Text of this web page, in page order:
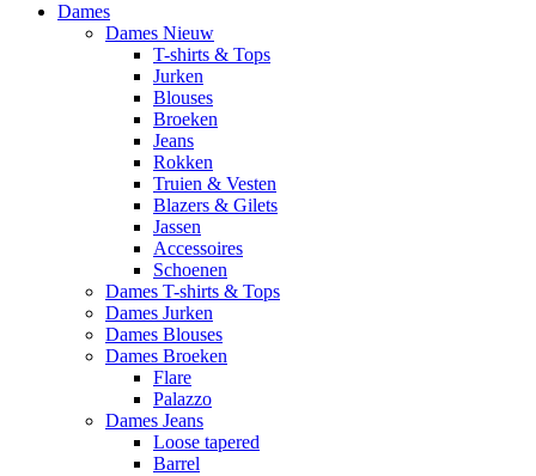
Dames
Dames Nieuw
T-shirts & Tops
Jurken
Blouses
Broeken
Jeans
Rokken
Truien & Vesten
Blazers & Gilets
Jassen
Accessoires
Schoenen
Dames T-shirts & Tops
Dames Jurken
Dames Blouses
Dames Broeken
Flare
Palazzo
Dames Jeans
Loose tapered
Barrel